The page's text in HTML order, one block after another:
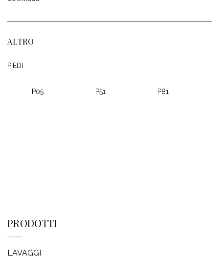
ALTRO
PIEDI
P05 P51 P81
PRODOTTI
LAVAGGI